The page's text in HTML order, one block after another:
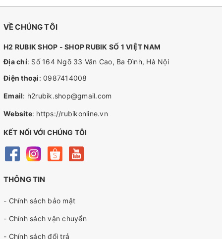
VỀ CHÚNG TÔI
H2 RUBIK SHOP - SHOP RUBIK SỐ 1 VIỆT NAM
Địa chỉ: Số 164 Ngõ 33 Văn Cao, Ba Đình, Hà Nội
Điện thoại: 0987414008
Email: h2rubik.shop@gmail.com
Website: https://rubikonline.vn
KẾT NỐI VỚI CHÚNG TÔI
THÔNG TIN
- Chính sách bảo mật
- Chính sách vận chuyển
- Chính sách đổi trả